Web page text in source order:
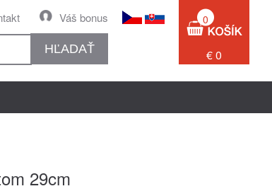
Váš bonus
HĽADAŤ
0
€ 0
29cm